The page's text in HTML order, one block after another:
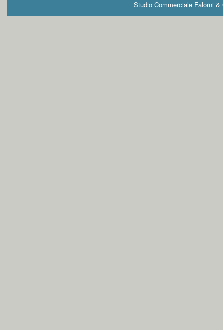
Studio Commerciale Falorni